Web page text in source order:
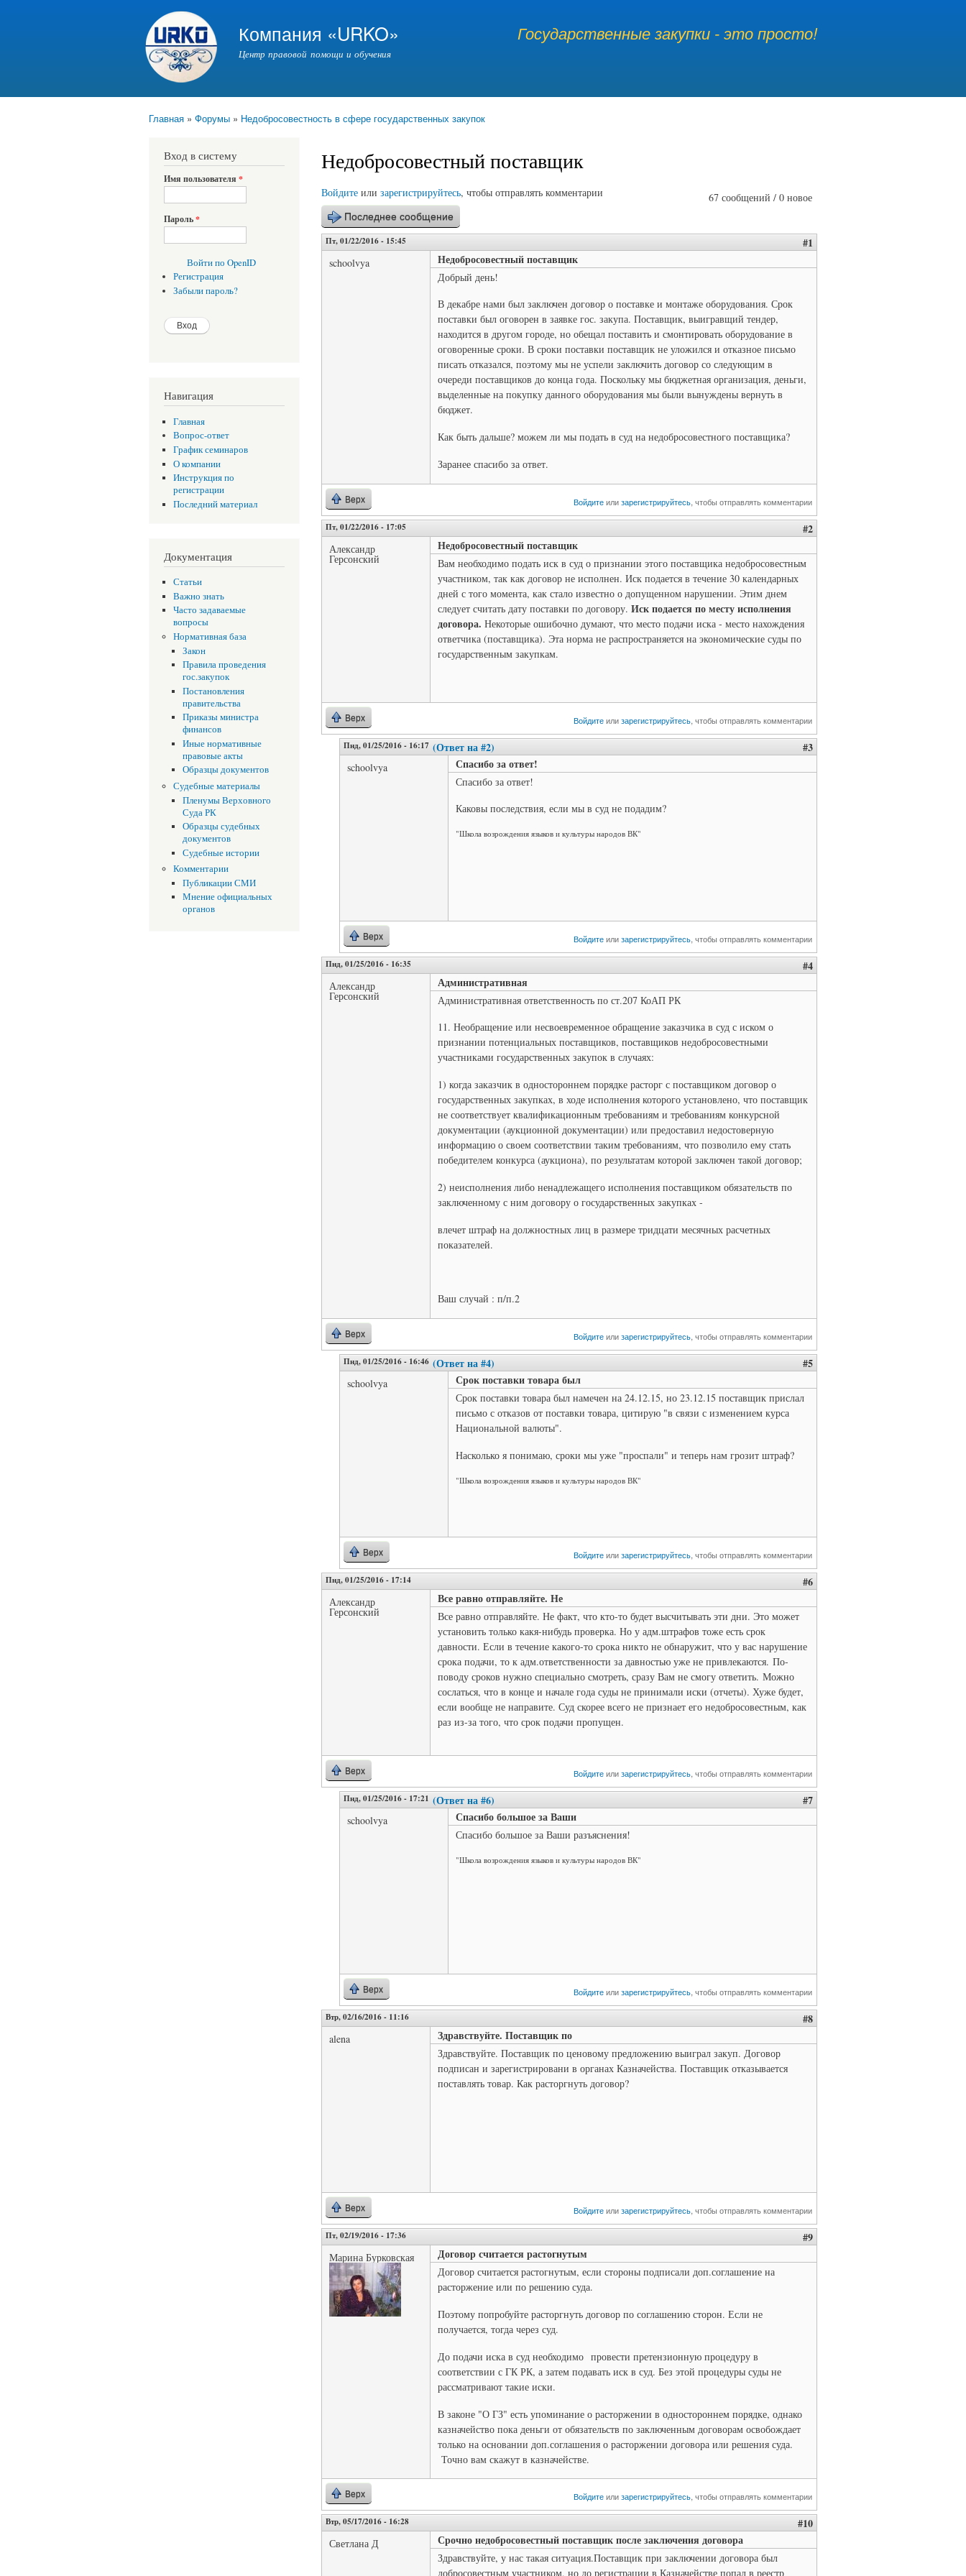
Компания «URKO»
Центр правовой помощи и обучения
Государственные закупки - это просто!
Главная » Форумы » Недобросовестность в сфере государственных закупок
Вход в систему
Имя пользователя *
Пароль*
Войти по OpenID
Регистрация
Забыли пароль?
Навигация
Главная
Вопрос-ответ
График семинаров
О компании
Инструкция по
регистрации
Последний материал
Документация
Статьи
Важно знать
Часто задаваемые
вопросы
Нормативная база
Закон
Правила проведения
гос.закупок
Постановления
правительства
Приказы министра
финансов
Иные нормативные
правовые акты
Образцы документов
Судебные материалы
Пленумы Верховного
Суда РК
Образцы судебных
документов
Судебные истории
Комментарии
Публикации СМИ
Мнение официальных
органов
Недобросовестный поставщик
67 сообщений / 0 новое
Войдите или зарегистрируйтесь, чтобы отправлять комментарии
Последнее сообщение
Пт, 01/22/2016 - 15:45 #1
schoolvya Недобросовестный поставщик
Добрый день!
В декабре нами был заключен договор о поставке и монтаже оборудования. Срок
поставки был оговорен в заявке гос. закупа. Поставщик, выигравщий тендер,
находится в другом городе, но обещал поставить и смонтировать оборудование в
оговоренные сроки. В сроки поставки поставщик не уложился и отказное письмо
писать отказался, поэтому мы не успели заключить договор со следующим в
очереди поставщиков до конца года. Поскольку мы бюджетная организация, деньги,
выделенные на покупку данного оборудования мы были вынуждены вернуть в
бюджет.
Как быть дальше? можем ли мы подать в суд на недобросовестного поставщика?
Заранее спасибо за ответ.
Верх Войдитеилизарегистрируйтесь, чтобы отправлять комментарии
Пт, 01/22/2016 - 17:05 #2
Александр
Герсонский
Недобросовестный поставщик
Вам необходимо подать иск в суд о признании этого поставщика недобросовестным
участником, так как договор не исполнен. Иск подается в течение 30 календарных
дней с того момента, как стало известно о допущенном нарушении. Этим днем
следует считать дату поставки по договору. Иск подается по месту исполнения
договора. Некоторые ошибочно думают, что место подачи иска - место нахождения
ответчика (поставщика). Эта норма не распространяется на экономические суды по
государственным закупкам.
Верх Войдитеилизарегистрируйтесь, чтобы отправлять комментарии
Пнд, 01/25/2016 - 16:17 (Ответ на #2) #3
schoolvya Спасибо за ответ!
Спасибо за ответ!
Каковы последствия, если мы в суд не подадим?
"Школа возрождения языков и культуры народов ВК"
Верх Войдитеилизарегистрируйтесь, чтобы отправлять комментарии
Пнд, 01/25/2016 - 16:35 #4
Александр
Герсонский
Административная
Административная ответственность по ст.207 КоАП РК
11. Необращение или несвоевременное обращение заказчика в суд с иском о
признании потенциальных поставщиков, поставщиков недобросовестными
участниками государственных закупок в случаях:
1) когда заказчик в одностороннем порядке расторг с поставщиком договор о
государственных закупках, в ходе исполнения которого установлено, что поставщик
не соответствует квалификационным требованиям и требованиям конкурсной
документации (аукционной документации) или предоставил недостоверную
информацию о своем соответствии таким требованиям, что позволило ему стать
победителем конкурса (аукциона), по результатам которой заключен такой договор;
2) неисполнения либо ненадлежащего исполнения поставщиком обязательств по
заключенному с ним договору о государственных закупках -
влечет штраф на должностных лиц в размере тридцати месячных расчетных
показателей.
Ваш случай : п/п.2
Верх Войдитеилизарегистрируйтесь, чтобы отправлять комментарии
Пнд, 01/25/2016 - 16:46 (Ответ на #4) #5
schoolvya Срок поставки товара был
Срок поставки товара был намечен на 24.12.15, но 23.12.15 поставщик прислал
письмо с отказов от поставки товара, цитирую "в связи с изменением курса
Национальной валюты".
Насколько я понимаю, сроки мы уже "проспали" и теперь нам грозит штраф?
"Школа возрождения языков и культуры народов ВК"
Верх Войдитеилизарегистрируйтесь, чтобы отправлять комментарии
Пнд, 01/25/2016 - 17:14 #6
Александр
Герсонский
Все равно отправляйте. Не
Все равно отправляйте. Не факт, что кто-то будет высчитывать эти дни. Это может
установить только какя-нибудь проверка. Но у адм.штрафов тоже есть срок
давности. Если в течение какого-то срока никто не обнаружит, что у вас нарушение
срока подачи, то к адм.ответственности за давностью уже не привлекаются. По-
поводу сроков нужно специально смотреть, сразу Вам не смогу ответить. Можно
сослаться, что в конце и начале года суды не принимали иски (отчеты). Хуже будет,
если вообще не направите. Суд скорее всего не признает его недобросовестным, как
раз из-за того, что срок подачи пропущен.
Верх Войдитеилизарегистрируйтесь, чтобы отправлять комментарии
Пнд, 01/25/2016 - 17:21 (Ответ на #6) #7
schoolvya Спасибо большое за Ваши
Спасибо большое за Ваши разъяснения!
"Школа возрождения языков и культуры народов ВК"
Верх Войдитеилизарегистрируйтесь, чтобы отправлять комментарии
Втр, 02/16/2016 - 11:16 #8
alena Здравствуйте. Поставщик по
Здравствуйте. Поставщик по ценовому предложению выиграл закуп. Договор
подписан и зарегистрировани в органах Казначейства. Поставщик отказывается
поставлять товар. Как расторгнуть договор?
Верх Войдитеилизарегистрируйтесь, чтобы отправлять комментарии
Пт, 02/19/2016 - 17:36 #9
Марина Бурковская Договор считается растогнутым
Договор считается растогнутым, если стороны подписали доп.соглашение на
расторжение или по решению суда.
Поэтому попробуйте расторгнуть договор по соглашению сторон. Если не
получается, тогда через суд.
До подачи иска в суд необходимо провести претензионную процедуру в
соответствии с ГК РК, а затем подавать иск в суд. Без этой процедуры суды не
рассматривают такие иски.
В законе "О ГЗ" есть упоминание о расторжении в одностороннем порядке, однако
казначейство пока деньги от обязательств по заключенным договорам освобождает
только на основании доп.соглашения о расторжении договора или решения суда.
Точно вам скажут в казначействе.
Верх Войдитеилизарегистрируйтесь, чтобы отправлять комментарии
Втр, 05/17/2016 - 16:28 #10
Светлана Д Срочно недобросовестный поставщик после заключения договора
Здравствуйте, у нас такая ситуация.Поставщик при заключении договора был
добросовестным участником, но до регистрации в Казначействе попал в реестр